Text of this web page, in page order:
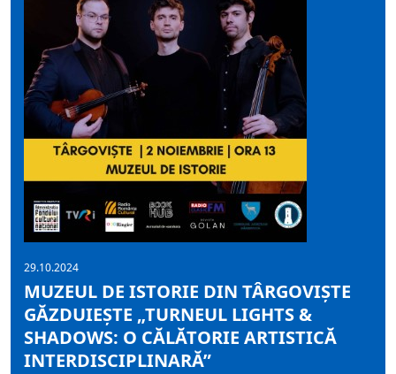
29.10.2024
MUZEUL DE ISTORIE DIN TÂRGOVIȘTE
GĂZDUIEȘTE „TURNEUL LIGHTS &
SHADOWS: O CĂLĂTORIE ARTISTICĂ
INTERDISCIPLINARĂ”